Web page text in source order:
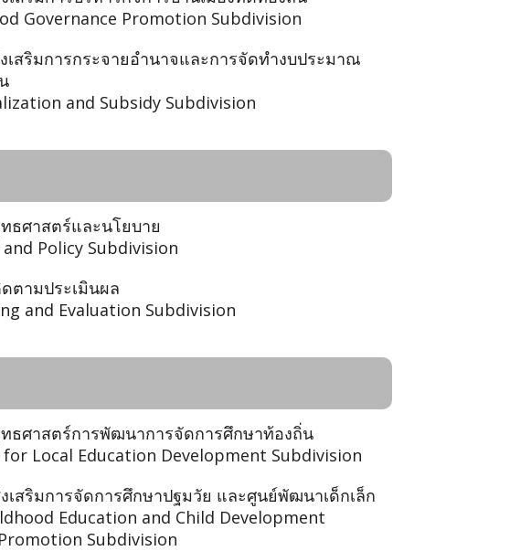
Governance Promotion Subdivision
เสริมการกระจายอำนาจและการจัดทำงบประมาณ
and Subsidy Subdivision
ธศาสตร์และนโยบาย
Policy Subdivision
ตามประเมินผล
and Evaluation Subdivision
ธศาสตร์การพัฒนาการจัดการศึกษาท้องถิ่น
Local Education Development Subdivision
เสริมการจัดการศึกษาปฐมวัย และศูนย์พัฒนาเด็กเล็ก
Education and Child Development
Subdivision